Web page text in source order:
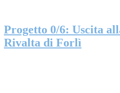
Progetto 0/6: Uscita
Rivalta di Forlì